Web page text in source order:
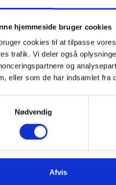
hjemmeside bruger cookies
cookies til at tilpasse
trafik. Vi deler også
og
eller som de har indsamlet fra
Nødvendig
Afvis
Nyheder